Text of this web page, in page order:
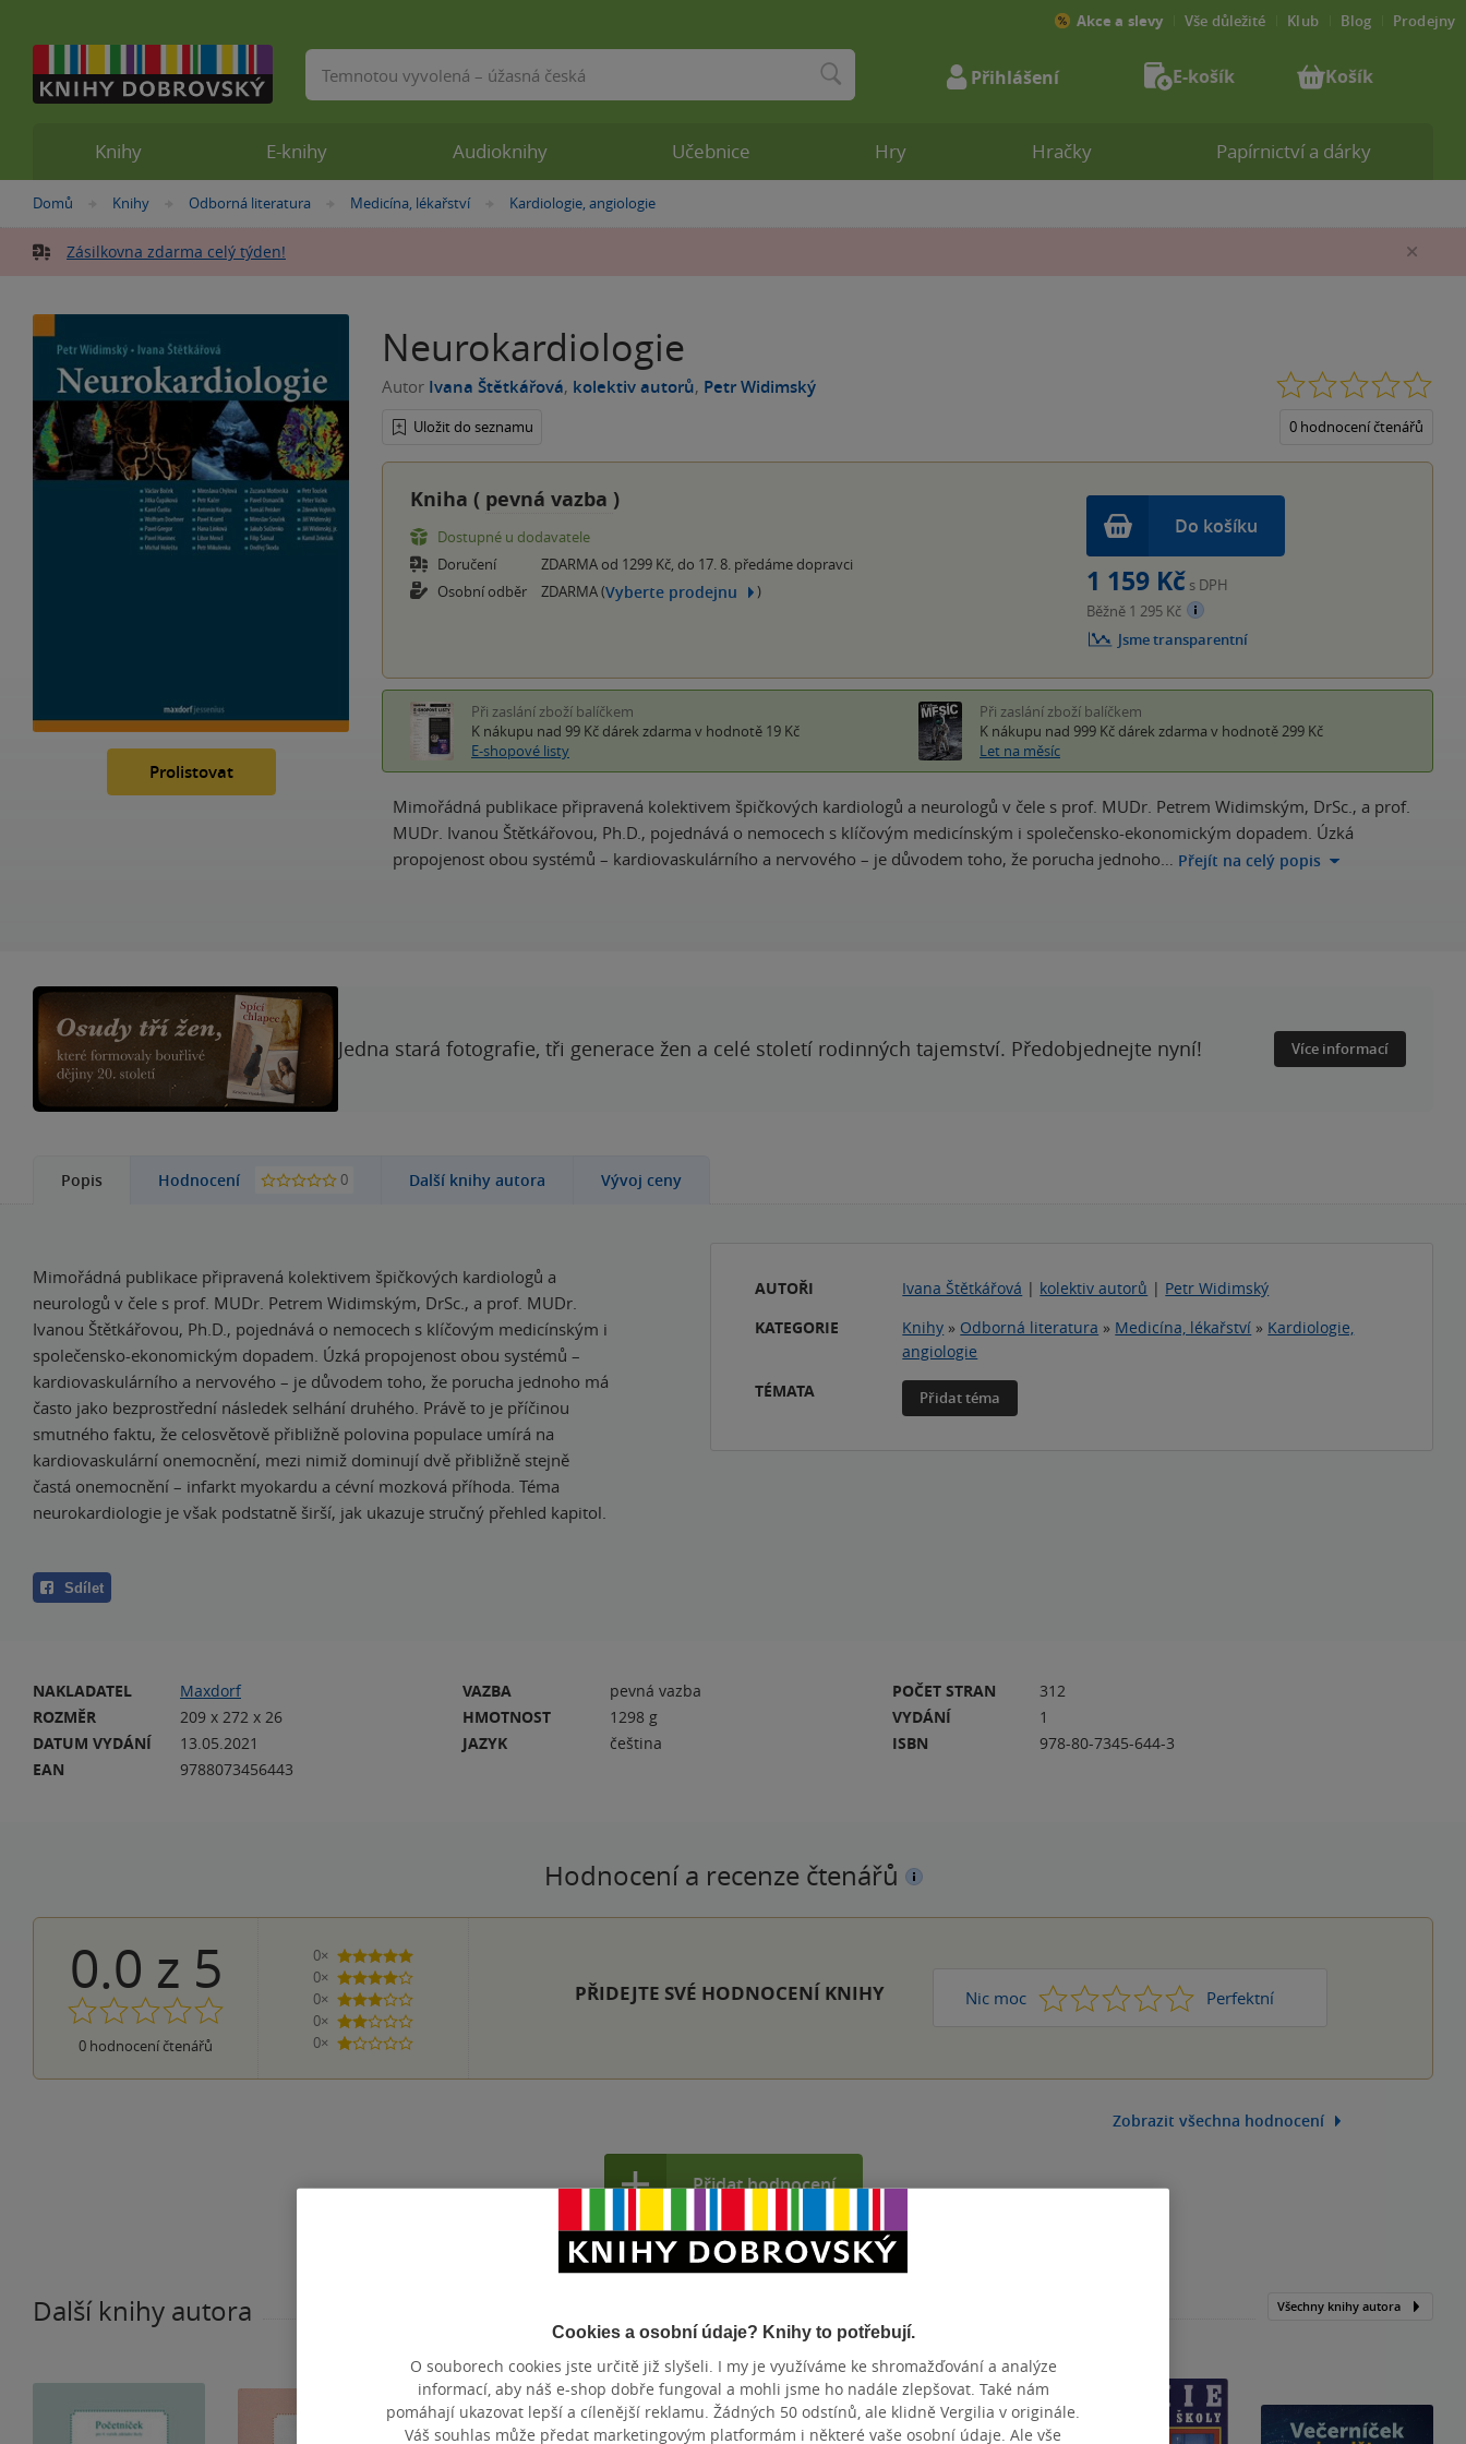
Nacházíte
zde:
Domů »
Knihy »
Odborná literatura »
Medicína, lékařství »
Kardiologie, angiologie
Zásilkovna zdarma celý týden!
Prolistovat
Neurokardiologie
Autor Ivana Štětkářová, kolektiv autorů, Petr Widimský
Uložit do seznamu 0 hodnocení čtenářů
Kniha ( pevná vazba )
Dostupné u dodavatele
Doručení
ZDARMA od 1299 Kč, do 17. 8. předáme dopravci
Osobní odběr
ZDARMA (Vyberte prodejnu )
Do košíku
1 159 Kč s DPH
Běžně 1 295 Kč
Jsme transparentní
Při zaslání zboží balíčkem
K nákupu nad 99 Kč dárek zdarma v hodnotě 19 Kč
E-shopové listy
Při zaslání zboží balíčkem
K nákupu nad 999 Kč dárek zdarma v hodnotě 299 Kč
Let na měsíc
Mimořádná publikace připravená kolektivem špičkových kardiologů a neurologů v čele s prof. MUDr. Petrem Widimským, DrSc., a prof.
MUDr. Ivanou Štětkářovou, Ph.D., pojednává o nemocech s klíčovým medicínským i společensko-ekonomickým dopadem. Úzká
propojenost obou systémů – kardiovaskulárního a nervového – je důvodem toho, že porucha jednoho… Přejít na celý popis
Jedna stará fotografie, tři generace žen a celé století rodinných tajemství. Předobjednejte nyní! Více informací
Popis Hodnocení 0 Další knihy autora Vývoj ceny
Mimořádná publikace připravená kolektivem špičkových kardiologů a
neurologů v čele s prof. MUDr. Petrem Widimským, DrSc., a prof. MUDr.
Ivanou Štětkářovou, Ph.D., pojednává o nemocech s klíčovým medicínským i
společensko-ekonomickým dopadem. Úzká propojenost obou systémů –
kardiovaskulárního a nervového – je důvodem toho, že porucha jednoho má
často jako bezprostřední následek selhání druhého. Právě to je příčinou
smutného faktu, že celosvětově přibližně polovina populace umírá na
kardiovaskulární onemocnění, mezi nimiž dominují dvě přibližně stejně
častá onemocnění – infarkt myokardu a cévní mozková příhoda. Téma
neurokardiologie je však podstatně širší, jak ukazuje stručný přehled kapitol.
Sdílet
AUTOŘI Ivana Štětkářová | kolektiv autorů | Petr Widimský
KATEGORIE
Knihy » Odborná literatura » Medicína, lékařství » Kardiologie,
angiologie
TÉMATA
Přidat téma
NAKLADATEL
Maxdorf
ROZMĚR
209 x 272 x 26
DATUM VYDÁNÍ
13.05.2021
EAN
9788073456443
VAZBA
pevná vazba
HMOTNOST
1298 g
JAZYK
čeština
POČET STRAN
312
VYDÁNÍ
1
ISBN
978-80-7345-644-3
Hodnocení a recenze čtenářů
0.0 z 5
0 hodnocení čtenářů
0×
5 hvězdiček
0×
4 hvězdičky
0×
3 hvězdičky
0×
2 hvězdičky
0×
1 hvezdička
PŘIDEJTE SVÉ HODNOCENÍ KNIHY Nic moc 1 2 3 4 Perfektní
5
Zobrazit všechna hodnocení
Přidat hodnocení
Další knihy autora Všechny knihy autora
Knihy E-knihy Audioknihy Učebnice Hry Hračky Papírnictví a dárky
Akce a slevy Vše důležité Klub Blog Prodejny
Vyhledávání Přihlášení E-košík Košík
Cookies a osobní údaje? Knihy to potřebují.
O souborech cookies jste určitě již slyšeli. I my je využíváme ke shromažďování a analýze
informací, aby náš e-shop dobře fungoval a mohli jsme ho nadále zlepšovat. Také nám
pomáhají ukazovat lepší a cílenější reklamu. Žádných 50 odstínů, ale klidně Vergilia v originále.
Váš souhlas může předat marketingovým platformám i některé vaše osobní údaje. Ale vše